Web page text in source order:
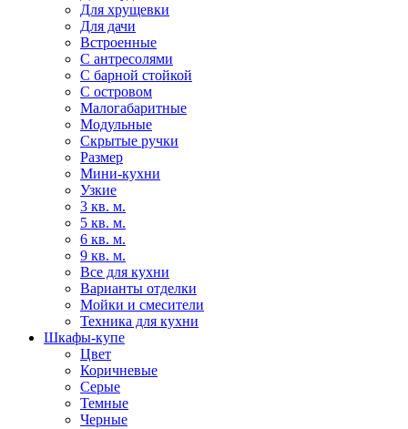
Для хрущевки
Для дачи
Встроенные
С антресолями
С барной стойкой
С островом
Малогабаритные
Модульные
Скрытые ручки
Размер
Мини-кухни
Узкие
3 кв. м.
5 кв. м.
6 кв. м.
9 кв. м.
Все для кухни
Варианты отделки
Мойки и смесители
Техника для кухни
Шкафы-купе
Цвет
Коричневые
Серые
Темные
Черные